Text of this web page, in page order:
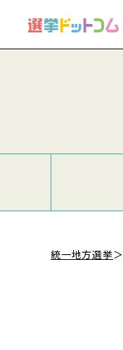
統一地方選挙＞